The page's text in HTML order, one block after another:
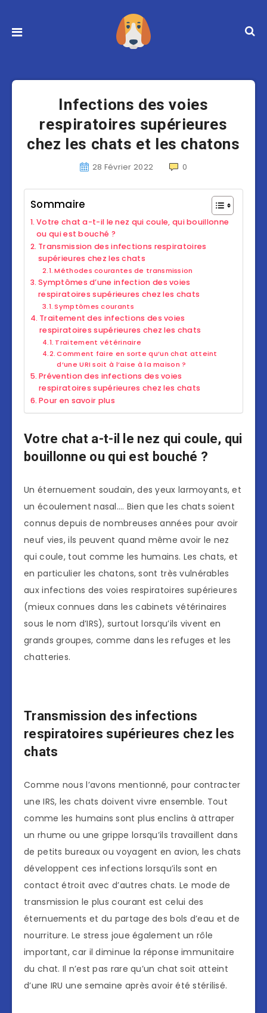
Infections des voies
respiratoires supérieures
chez les chats et les chatons
28 Février 2022 0
Sommaire
Votre chat a-t-il le nez qui coule, qui bouillonne
ou qui est bouché ?
Transmission des infections respiratoires
supérieures chez les chats
Méthodes courantes de transmission
Symptômes d’une infection des voies
respiratoires supérieures chez les chats
Symptômes courants
Traitement des infections des voies
respiratoires supérieures chez les chats
Traitement vétérinaire
Comment faire en sorte qu’un chat atteint
d’une URI soit à l’aise à la maison ?
Prévention des infections des voies
respiratoires supérieures chez les chats
Pour en savoir plus
Votre chat a-t-il le nez qui coule, qui
bouillonne ou qui est bouché ?
Un éternuement soudain, des yeux larmoyants, et
un écoulement nasal…. Bien que les chats soient
connus depuis de nombreuses années pour avoir
neuf vies, ils peuvent quand même avoir le nez
qui coule, tout comme les humains. Les chats, et
en particulier les chatons, sont très vulnérables
aux infections des voies respiratoires supérieures
(mieux connues dans les cabinets vétérinaires
sous le nom d’IRS), surtout lorsqu’ils vivent en
grands groupes, comme dans les refuges et les
chatteries.
Transmission des infections
respiratoires supérieures chez les
chats
Comme nous l’avons mentionné, pour contracter
une IRS, les chats doivent vivre ensemble. Tout
comme les humains sont plus enclins à attraper
un rhume ou une grippe lorsqu’ils travaillent dans
de petits bureaux ou voyagent en avion, les chats
développent ces infections lorsqu’ils sont en
contact étroit avec d’autres chats. Le mode de
transmission le plus courant est celui des
éternuements et du partage des bols d’eau et de
nourriture. Le stress joue également un rôle
important, car il diminue la réponse immunitaire
du chat. Il n’est pas rare qu’un chat soit atteint
d’une IRU une semaine après avoir été stérilisé.